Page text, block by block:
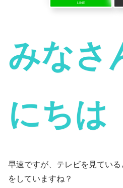
LINE
みなさ
にちは
早速ですが、テレビを見てい
をしていますね？